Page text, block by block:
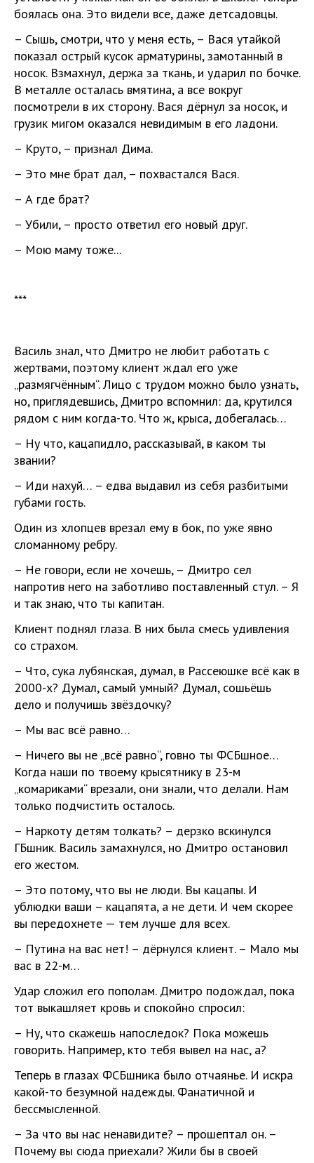
боялась она. Это видели все, даже детсадовцы.
– Сышь, смотри, что у меня есть, – Вася утайкой
показал острый кусок арматурины, замотанный в
носок. Взмахнул, держа за ткань, и ударил по бочке.
В металле осталась вмятина, а все вокруг
посмотрели в их сторону. Вася дёрнул за носок, и
грузик мигом оказался невидимым в его ладони.
– Круто, – признал Дима.
– Это мне брат дал, – похвастался Вася.
– А где брат?
– Убили, – просто ответил его новый друг.
– Мою маму тоже...
***
Василь знал, что Дмитро не любит работать с
жертвами, поэтому клиент ждал его уже
„размягчённым“. Лицо с трудом можно было узнать,
но, приглядевшись, Дмитро вспомнил: да, крутился
рядом с ним когда-то. Что ж, крыса, добегалась…
– Ну что, кацапидло, рассказывай, в каком ты
звании?
– Иди нахуй… – едва выдавил из себя разбитыми
губами гость.
Один из хлопцев врезал ему в бок, по уже явно
сломанному ребру.
– Не говори, если не хочешь, – Дмитро сел
напротив него на заботливо поставленный стул. – Я
и так знаю, что ты капитан.
Клиент поднял глаза. В них была смесь удивления
со страхом.
– Что, сука лубянская, думал, в Рассеюшке всё как в
2000-х? Думал, самый умный? Думал, сошьёшь
дело и получишь звёздочку?
– Мы вас всё равно…
– Ничего вы не „всё равно“, говно ты ФСБшное…
Когда наши по твоему крысятнику в 23-м
„комариками“ врезали, они знали, что делали. Нам
только подчистить осталось.
– Наркоту детям толкать? – дерзко вскинулся
ГБшник. Василь замахнулся, но Дмитро остановил
его жестом.
– Это потому, что вы не люди. Вы кацапы. И
ублюдки ваши – кацапята, а не дети. И чем скорее
вы передохнете — тем лучше для всех.
– Путина на вас нет! – дёрнулся клиент. – Мало мы
вас в 22-м…
Удар сложил его пополам. Дмитро подождал, пока
тот выкашляет кровь и спокойно спросил:
– Ну, что скажешь напоследок? Пока можешь
говорить. Например, кто тебя вывел на нас, а?
Теперь в глазах ФСБшника было отчаянье. И искра
какой-то безумной надежды. Фанатичной и
бессмысленной.
– За что вы нас ненавидите? – прошептал он. –
Почему вы сюда приехали? Жили бы в своей